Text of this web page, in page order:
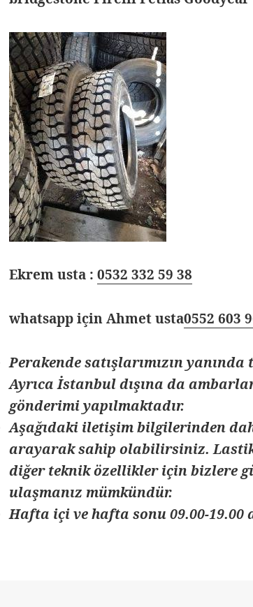
Ekrem usta :0532 332 59 38
whatsapp için Ahmet usta0552 603
Perakende satışlarımızın
Ayrıca İstanbul dışına da
gönderimi yapılmaktadır.
Aşağıdaki iletişim bilgilerinden
arayarak sahip olabilirsiniz.
diğer teknik özellikler için bizlere
ulaşmanız mümkündür.
Hafta içi ve hafta sonu 09.00-19.00